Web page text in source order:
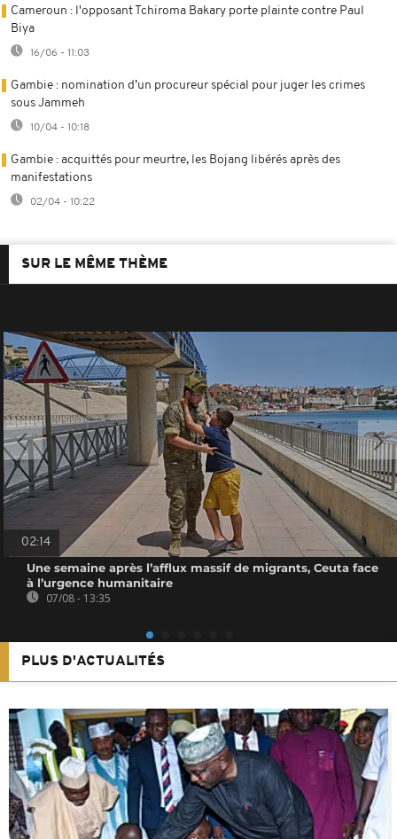
Cameroun : l'opposant Tchiroma Bakary porte plainte contre Paul
Biya
16/06 - 11:03
Gambie : nomination d’un procureur spécial pour juger les crimes
sous Jammeh
10/04 - 10:18
Gambie : acquittés pour meurtre, les Bojang libérés après des
manifestations
02/04 - 10:22
SUR LE MÊME THÈME
02:14
Une semaine après l’afflux massif de migrants, Ceuta face
à l’urgence humanitaire
07/08 - 13:35
PLUS D'ACTUALITÉS